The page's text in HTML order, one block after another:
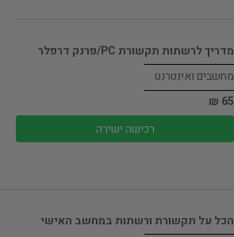
מדריך לרשתות תקשורת PC/פרנק דרפלר
מחשבים ואינטרנט
65 ₪
רכישה ישירה
הכל על תקשורת ורשתות במחשב האישי